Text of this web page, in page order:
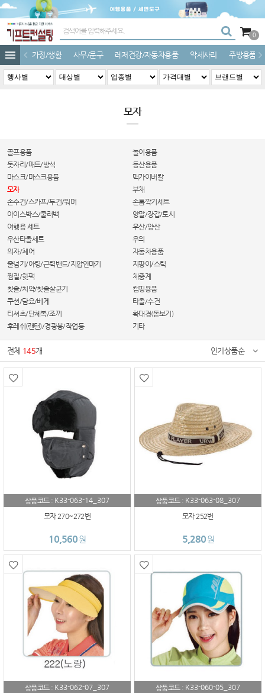
0
가정/생활 사무/문구 레저건강/자동차용품 악세사리 주방용품
모자
골프용품
놀이용품
돗자리/매트/방석
등산용품
마스크/마스크용품
맥가이버칼
모자
부채
손수건/스카프/두건/워머
손톱깍기세트
아이스박스/쿨러백
양말/장갑/토시
여행용 세트
우산/양산
우산타올세트
우의
의자/체어
자동차용품
줄넘기/아령/근력밴드/지압안마기
지팡이/스틱
찜질/핫팩
체중계
칫솔/치약/칫솔살균기
캠핑용품
쿠션/담요/베게
타올/수건
티셔츠/단체복/조끼
확대경(돋보기)
후레쉬(랜턴)/경광봉/작업등
기타
전체 145개 인기상품순
상품코드 : K33-063-14_307
모자 270~272번
10,560원
상품코드 : K33-063-08_307
모자 252번
5,280원
상품코드 : K33-062-07_307
상품코드 : K33-060-05_307